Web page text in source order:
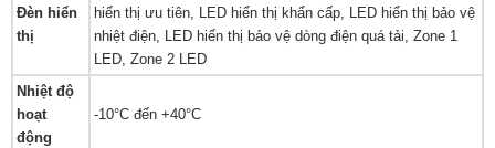
Đèn hiển
thị
hiển thị ưu tiên, LED hiển thị khẩn cấp, LED hiển thị bảo vệ
nhiệt điện, LED hiển thị bảo vệ dòng điện quá tải, Zone 1
LED, Zone 2 LED
Nhiệt độ
hoạt
động
-10°C đến +40°C